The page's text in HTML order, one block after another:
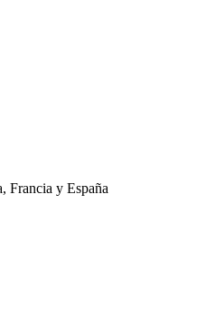
Francia y España